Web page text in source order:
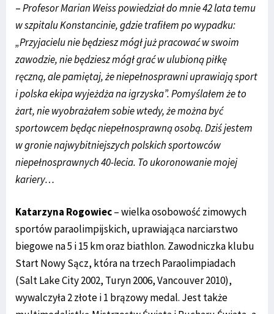
–Profesor Marian Weiss powiedział do mnie 42 lata temu
w szpitalu Konstancinie, gdzie trafiłem po wypadku:
„Przyjacielu nie będziesz mógł już pracować w swoim
zawodzie, nie będziesz mógł grać w ulubioną piłkę
ręczną, ale pamiętaj, że niepełnosprawni uprawiają sport
i polska ekipa wyjeżdża na igrzyska”. Pomyślałem że to
żart, nie wyobrażałem sobie wtedy, że można być
sportowcem będąc niepełnosprawną osobą. Dziś jestem
w gronie najwybitniejszych polskich sportowców
niepełnosprawnych 40-lecia. To ukoronowanie mojej
kariery…
Katarzyna Rogowiec– wielka osobowość zimowych
sportów paraolimpijskich, uprawiająca narciarstwo
biegowe na 5 i 15 km oraz biathlon. Zawodniczka klubu
Start Nowy Sącz, która na trzech Paraolimpiadach
(Salt Lake City 2002, Turyn 2006, Vancouver 2010),
wywalczyła 2 złote i 1 brązowy medal. Jest także